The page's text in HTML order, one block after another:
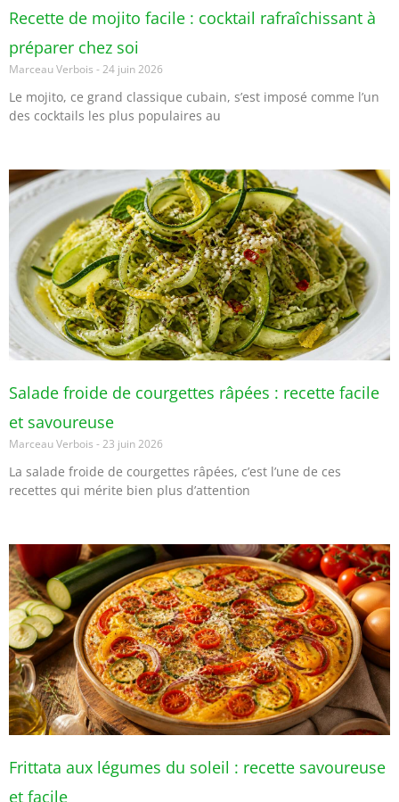
Recette de mojito facile : cocktail rafraîchissant à
préparer chez soi
Marceau Verbois 24 juin 2026
Le mojito, ce grand classique cubain, s’est imposé comme l’un
des cocktails les plus populaires au
Salade froide de courgettes râpées : recette facile
et savoureuse
Marceau Verbois 23 juin 2026
La salade froide de courgettes râpées, c’est l’une de ces
recettes qui mérite bien plus d’attention
Frittata aux légumes du soleil : recette savoureuse
et facile